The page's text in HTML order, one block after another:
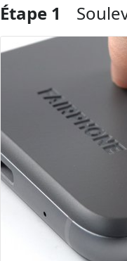
Étape 1